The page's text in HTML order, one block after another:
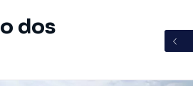
dos